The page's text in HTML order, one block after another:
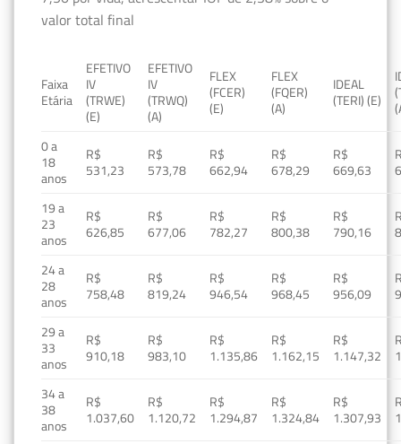
valor total final
Faixa
Etária
EFETIVO
IV
(TRWE)
(E)
EFETIVO
IV
(TRWQ)
(A)
FLEX
(FCER)
(E)
FLEX
(FQER)
(A)
IDEAL
(TERI) (E)
0 a
18
anos
R$
531,23
R$
573,78
R$
662,94
R$
678,29
R$
669,63
19 a
23
anos
R$
626,85
R$
677,06
R$
782,27
R$
800,38
R$
790,16
24 a
28
anos
R$
758,48
R$
819,24
R$
946,54
R$
968,45
R$
956,09
29 a
33
anos
R$
910,18
R$
983,10
R$
1.135,86
R$
1.162,15
R$
1.147,32
34 a
38
anos
R$
1.037,60
R$
1.120,72
R$
1.294,87
R$
1.324,84
R$
1.307,93